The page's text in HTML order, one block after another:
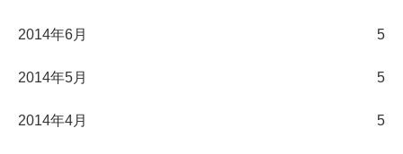
2014年6月 5
2014年5月 5
2014年4月 5